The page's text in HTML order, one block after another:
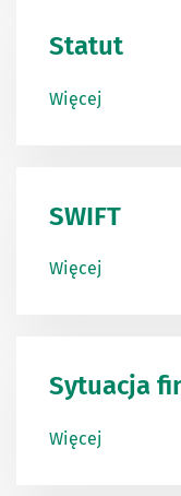
Statut
Więcej
SWIFT
Więcej
Sytuacja
Więcej